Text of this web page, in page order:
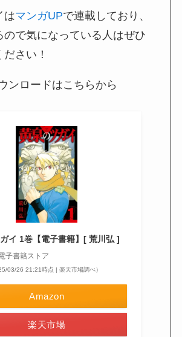
はマンガUPで連載しており、
ので気になっている人はぜひ
さい！
ンロードはこちらから
イ 1巻【電子書籍】[ 荒川弘 ]
子書籍ストア
03/26 21:21時点 | 楽天市場調べ）
Amazon
楽天市場